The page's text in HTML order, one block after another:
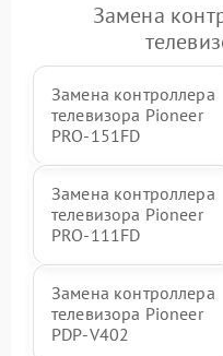
Замена
Замена контроллера
телевизора Pioneer
PRO-151FD
Замена контроллера
телевизора Pioneer
PRO-111FD
Замена контроллера
телевизора Pioneer
PDP-V402